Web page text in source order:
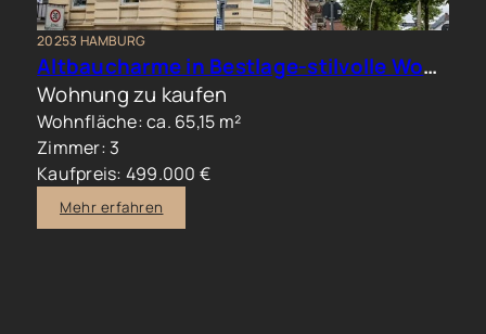
20253 HAMBURG
Altbaucharme in Bestlage-stilvolle Wohnung im beliebten Generalsviertel
Wohnung zu kaufen
Wohnfläche: ca. 65,15 m²
Zimmer: 3
Kaufpreis: 499.000 €
Mehr erfahren